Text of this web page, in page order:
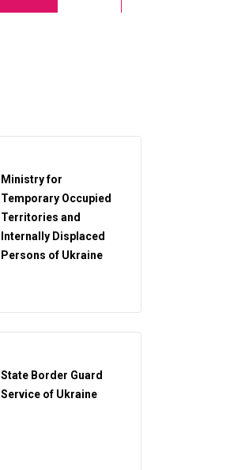
Ministry for
Temporary Occupied
Territories and
Internally Displaced
Persons of Ukraine
State Border Guard
Service of Ukraine